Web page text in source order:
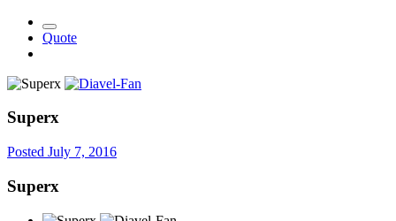
Quote
Superx
Posted July 7, 2016
Superx